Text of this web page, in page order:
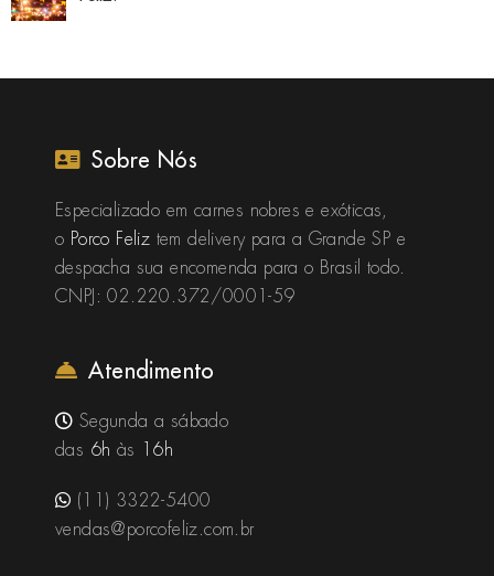
Sobre Nós
Especializado em carnes nobres e exóticas,
o Porco Feliz tem delivery para a Grande SP e
despacha sua encomenda para o Brasil todo.
CNPJ: 02.220.372/0001-59
Atendimento
Segunda a sábado
das 6h às 16h
(11) 3322-5400
vendas@porcofeliz.com.br